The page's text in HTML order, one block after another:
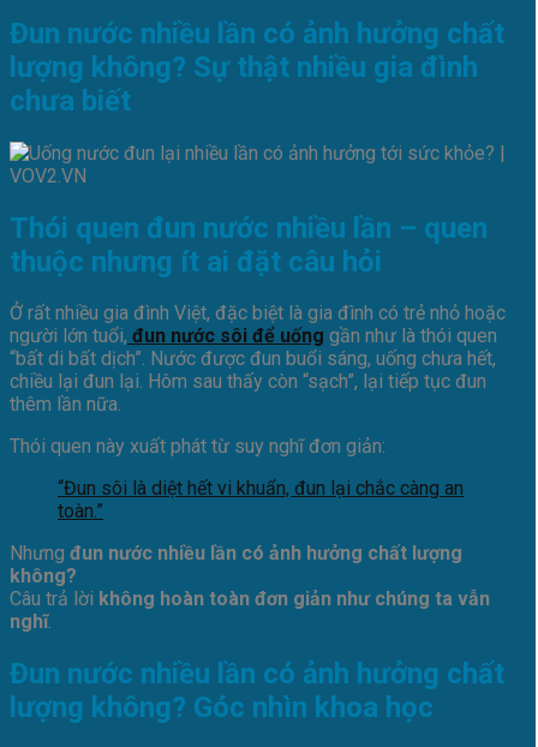
Đun nước nhiều lần có ảnh hưởng chất
lượng không? Sự thật nhiều gia đình
chưa biết
Thói quen đun nước nhiều lần – quen
thuộc nhưng ít ai đặt câu hỏi
Ở rất nhiều gia đình Việt, đặc biệt là gia đình có trẻ nhỏ hoặc
người lớn tuổi, đun nước sôi để uống gần như là thói quen
“bất di bất dịch”. Nước được đun buổi sáng, uống chưa hết,
chiều lại đun lại. Hôm sau thấy còn “sạch”, lại tiếp tục đun
thêm lần nữa.
Thói quen này xuất phát từ suy nghĩ đơn giản:
“Đun sôi là diệt hết vi khuẩn, đun lại chắc càng an
toàn.”
Nhưng đun nước nhiều lần có ảnh hưởng chất lượng
không?
Câu trả lời không hoàn toàn đơn giản như chúng ta vẫn
nghĩ.
Đun nước nhiều lần có ảnh hưởng chất
lượng không? Góc nhìn khoa học